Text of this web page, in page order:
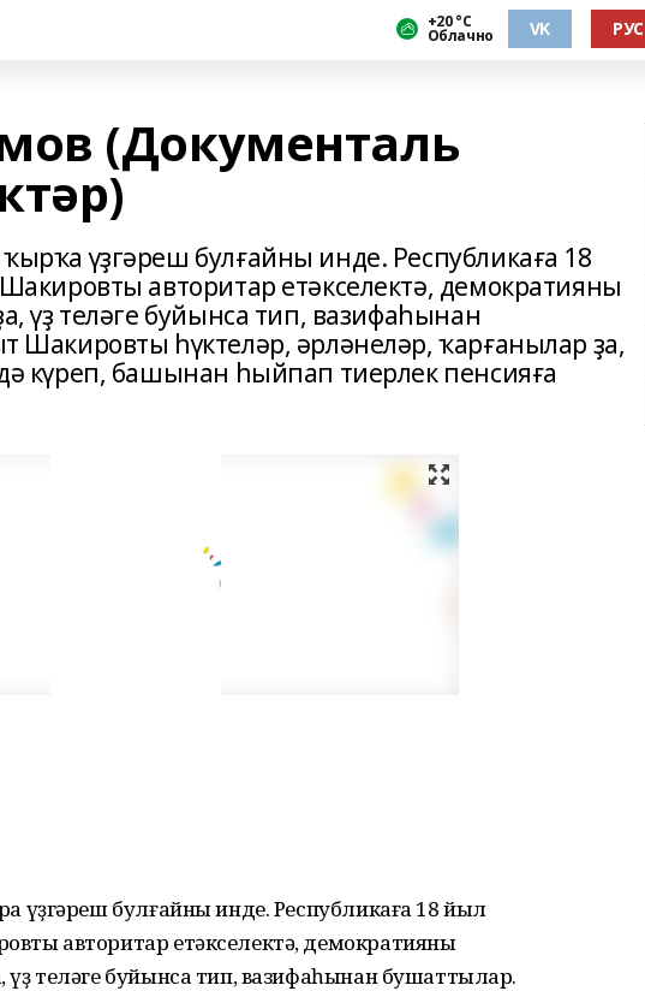
+20 °С
Облачно VK РУС
(Документаль
үҙгәреш булғайны инде. Республикаға 18
авторитар етәкселектә, демократияны
үҙ теләге буйынса тип, вазифаһынан
Шакировты һүктеләр, әрләнеләр, ҡарғанылар ҙа,
күреп, башынан һыйпап тиерлек пенсияға
үҙгәреш булғайны инде. Республикаға 18 йыл
авторитар етәкселектә, демократияны
үҙ теләге буйынса тип, вазифаһынан бушаттылар.